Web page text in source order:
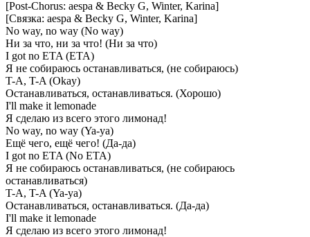
[Post-Chorus: aespa & Becky G, Winter, Karina]
[Связка: aespa & Becky G, Winter, Karina]
No way, no way (No way)
Ни за что, ни за что! (Ни за что)
I got no ETA (ETA)
Я не собираюсь останавливаться, (не собираюсь)
T-A, T-A (Okay)
Останавливаться, останавливаться. (Хорошо)
I'll make it lemonade
Я сделаю из всего этого лимонад!
No way, no way (Ya-ya)
Ещё чего, ещё чего! (Да-да)
I got no ETA (No ETA)
Я не собираюсь останавливаться, (не собираюсь
останавливаться)
T-A, T-A (Ya-ya)
Останавливаться, останавливаться. (Да-да)
I'll make it lemonade
Я сделаю из всего этого лимонад!